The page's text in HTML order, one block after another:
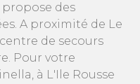
des
A proximité de Le
de secours
Pour votre
à L'Ile Rousse